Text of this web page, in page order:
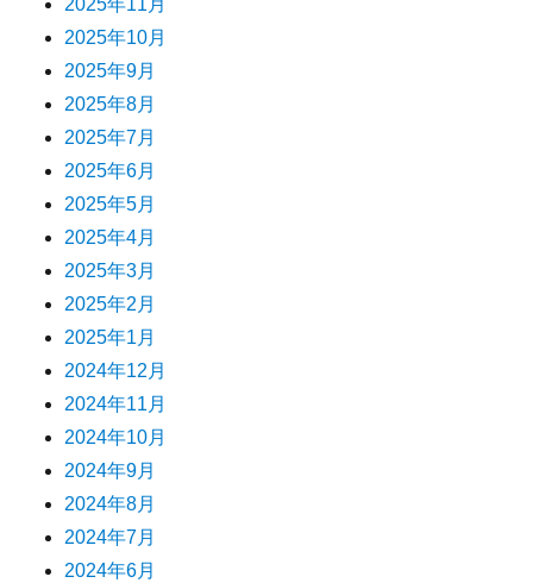
2025年11月
2025年10月
2025年9月
2025年8月
2025年7月
2025年6月
2025年5月
2025年4月
2025年3月
2025年2月
2025年1月
2024年12月
2024年11月
2024年10月
2024年9月
2024年8月
2024年7月
2024年6月